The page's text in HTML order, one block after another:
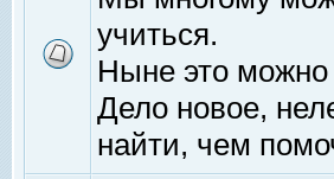
учиться.
Ныне это можно
Дело новое,
найти, чем